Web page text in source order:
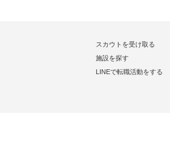
スカウトを受け取る
施設を探す
LINEで転職活動をする